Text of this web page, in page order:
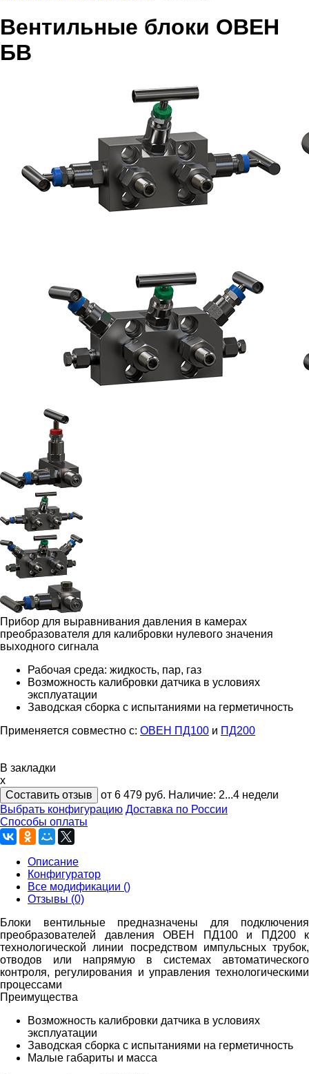
Вентильные блоки ОВЕН
БВ
Прибор для выравнивания давления в камерах
преобразователя для калибровки нулевого значения
выходного сигнала
Рабочая среда: жидкость, пар, газ
Возможность калибровки датчика в условиях
эксплуатации
Заводская сборка с испытаниями на герметичность
Применяется совместно с: ОВЕН ПД100 и ПД200
В закладки
x
Составить отзыв
от 6 479 руб. Наличие: 2...4 недели
Выбрать конфигурацию Доставка по России
Способы оплаты
Описание
Конфигуратор
Все модификации ()
Отзывы (0)
Блоки вентильные предназначены для подключения
преобразователей давления ОВЕН ПД100 и ПД200 к
технологической линии посредством импульсных трубок,
отводов или напрямую в системах автоматического
контроля, регулирования и управления технологическими
процессами
Преимущества
Возможность калибровки датчика в условиях
эксплуатации
Заводская сборка с испытаниями на герметичность
Малые габариты и масса